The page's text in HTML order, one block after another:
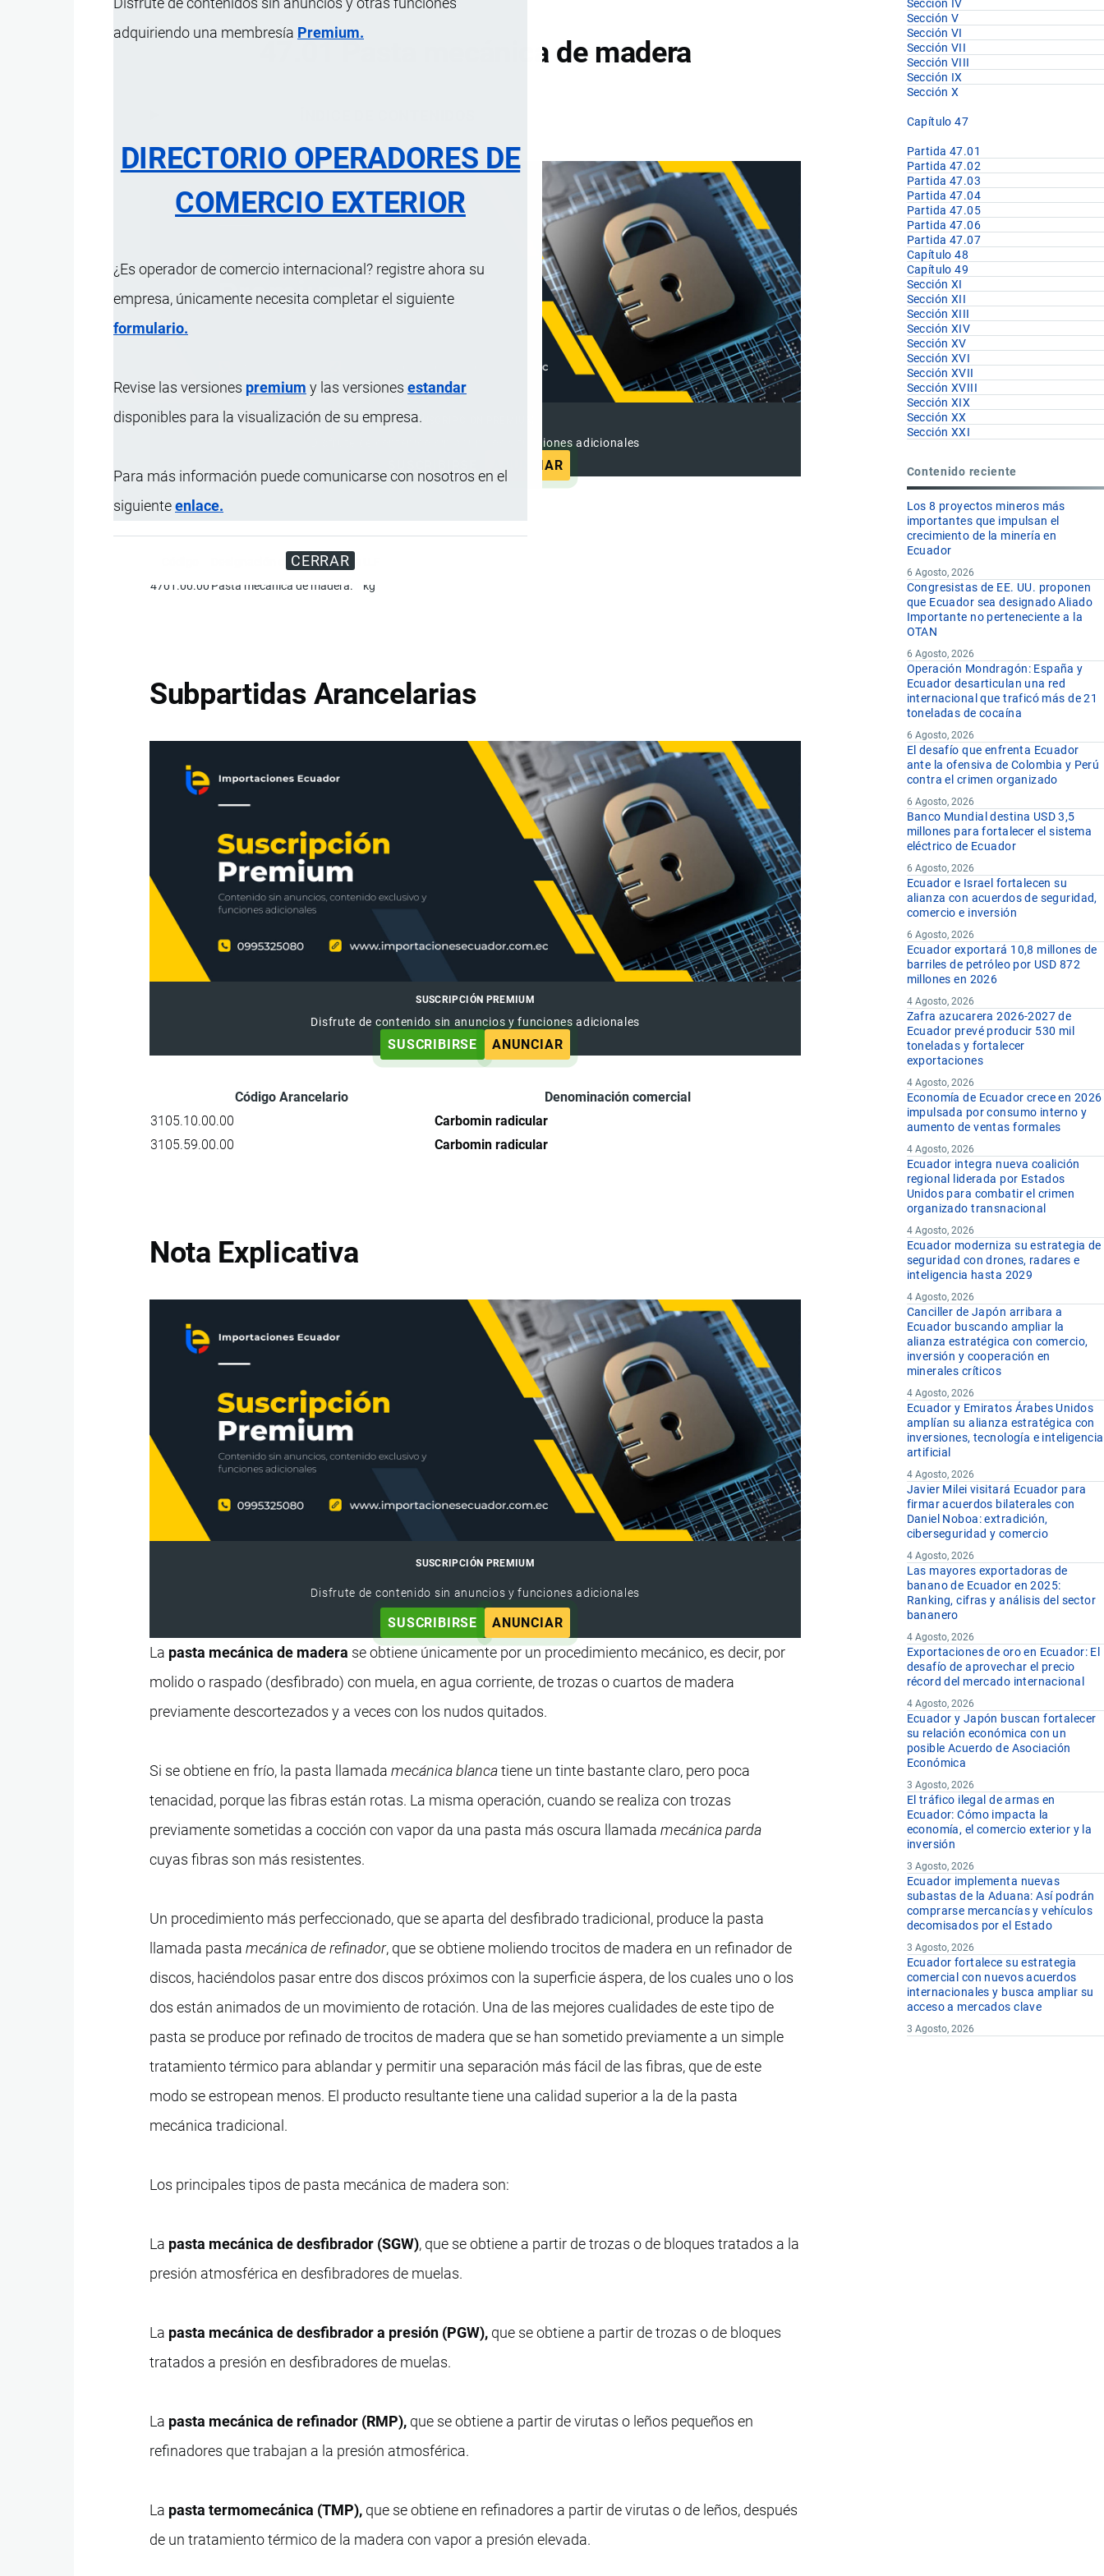
adquiriendo una membresía Premium.
DIRECTORIO OPERADORES DE
COMERCIO EXTERIOR
¿Es operador de comercio internacional? registre ahora su
empresa, únicamente necesita completar el siguiente
formulario.
Revise las versiones premium y las versiones estandar
disponibles para la visualización de su empresa.
Para más información puede comunicarse con nosotros en el
siguienteenlace.
CERRAR
47.01 Pasta mecánica de madera
SUSCRIPCIÓN PREMIUM
Disfrute de contenido sin anuncios y funciones adicionales
ANUNCIAR
Designación de la Mercancía
4701.00.00 Pasta mecánica de madera. kg
Subpartidas Arancelarias
SUSCRIPCIÓN PREMIUM
Disfrute de contenido sin anuncios y funciones adicionales
SUSCRIBIRSE ANUNCIAR
Código Arancelario
Denominación comercial
3105.10.00.00
Carbomin radicular
3105.59.00.00
Carbomin radicular
Nota Explicativa
SUSCRIPCIÓN PREMIUM
Disfrute de contenido sin anuncios y funciones adicionales
SUSCRIBIRSE ANUNCIAR
La pasta mecánica de madera se obtiene únicamente por un procedimiento mecánico, es decir, por
molido o raspado (desfibrado) con muela, en agua corriente, de trozas o cuartos de madera
previamente descortezados y a veces con los nudos quitados.
Si se obtiene en frío, la pasta llamadamecánica blancatiene un tinte bastante claro, pero poca
tenacidad, porque las fibras están rotas. La misma operación, cuando se realiza con trozas
previamente sometidas a cocción con vapor da una pasta más oscura llamadamecánica parda
cuyas fibras son más resistentes.
Un procedimiento más perfeccionado, que se aparta del desfibrado tradicional, produce la pasta
llamada pastamecánica de refinador, que se obtiene moliendo trocitos de madera en un refinador de
discos, haciéndolos pasar entre dos discos próximos con la superficie áspera, de los cuales uno o los
dos están animados de un movimiento de rotación. Una de las mejores cualidades de este tipo de
pasta se produce por refinado de trocitos de madera que se han sometido previamente a un simple
tratamiento térmico para ablandar y permitir una separación más fácil de las fibras, que de este
modo se estropean menos. El producto resultante tiene una calidad superior a la de la pasta
mecánica tradicional.
Los principales tipos de pasta mecánica de madera son:
La pasta mecánica de desfibrador (SGW), que se obtiene a partir de trozas o de bloques tratados a la
presión atmosférica en desfibradores de muelas.
La pasta mecánica de desfibrador a presión (PGW), que se obtiene a partir de trozas o de bloques
tratados a presión en desfibradores de muelas.
La pasta mecánica de refinador (RMP), que se obtiene a partir de virutas o leños pequeños en
refinadores que trabajan a la presión atmosférica.
La pasta termomecánica (TMP), que se obtiene en refinadores a partir de virutas o de leños, después
de un tratamiento térmico de la madera con vapor a presión elevada.
Sección IV
Sección V
Sección VI
Sección VII
Sección VIII
Sección IX
Sección X
Capítulo 47
Partida 47.01
Partida 47.02
Partida 47.03
Partida 47.04
Partida 47.05
Partida 47.06
Partida 47.07
Capítulo 48
Capítulo 49
Sección XI
Sección XII
Sección XIII
Sección XIV
Sección XV
Sección XVI
Sección XVII
Sección XVIII
Sección XIX
Sección XX
Sección XXI
Contenido reciente
Los 8 proyectos mineros más
importantes que impulsan el
crecimiento de la minería en
Ecuador
6 Agosto, 2026
Congresistas de EE. UU. proponen
que Ecuador sea designado Aliado
Importante no perteneciente a la
OTAN
6 Agosto, 2026
Operación Mondragón: España y
Ecuador desarticulan una red
internacional que traficó más de 21
toneladas de cocaína
6 Agosto, 2026
El desafío que enfrenta Ecuador
ante la ofensiva de Colombia y Perú
contra el crimen organizado
6 Agosto, 2026
Banco Mundial destina USD 3,5
millones para fortalecer el sistema
eléctrico de Ecuador
6 Agosto, 2026
Ecuador e Israel fortalecen su
alianza con acuerdos de seguridad,
comercio e inversión
6 Agosto, 2026
Ecuador exportará 10,8 millones de
barriles de petróleo por USD 872
millones en 2026
4 Agosto, 2026
Zafra azucarera 2026-2027 de
Ecuador prevé producir 530 mil
toneladas y fortalecer
exportaciones
4 Agosto, 2026
Economía de Ecuador crece en 2026
impulsada por consumo interno y
aumento de ventas formales
4 Agosto, 2026
Ecuador integra nueva coalición
regional liderada por Estados
Unidos para combatir el crimen
organizado transnacional
4 Agosto, 2026
Ecuador moderniza su estrategia de
seguridad con drones, radares e
inteligencia hasta 2029
4 Agosto, 2026
Canciller de Japón arribara a
Ecuador buscando ampliar la
alianza estratégica con comercio,
inversión y cooperación en
minerales críticos
4 Agosto, 2026
Ecuador y Emiratos Árabes Unidos
amplían su alianza estratégica con
inversiones, tecnología e inteligencia
artificial
4 Agosto, 2026
Javier Milei visitará Ecuador para
firmar acuerdos bilaterales con
Daniel Noboa: extradición,
ciberseguridad y comercio
4 Agosto, 2026
Las mayores exportadoras de
banano de Ecuador en 2025:
Ranking, cifras y análisis del sector
bananero
4 Agosto, 2026
Exportaciones de oro en Ecuador: El
desafío de aprovechar el precio
récord del mercado internacional
4 Agosto, 2026
Ecuador y Japón buscan fortalecer
su relación económica con un
posible Acuerdo de Asociación
Económica
3 Agosto, 2026
El tráfico ilegal de armas en
Ecuador: Cómo impacta la
economía, el comercio exterior y la
inversión
3 Agosto, 2026
Ecuador implementa nuevas
subastas de la Aduana: Así podrán
comprarse mercancías y vehículos
decomisados por el Estado
3 Agosto, 2026
Ecuador fortalece su estrategia
comercial con nuevos acuerdos
internacionales y busca ampliar su
acceso a mercados clave
3 Agosto, 2026